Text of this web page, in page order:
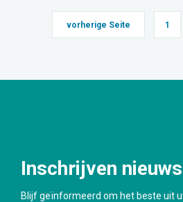
vorherige Seite 1
Inschrijven
Blijf geïnformeerd om het beste uit